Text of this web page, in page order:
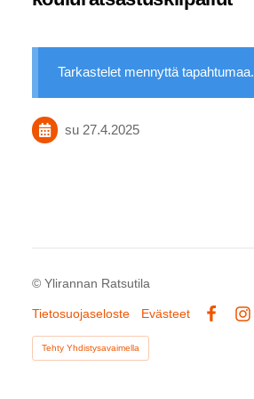
Tarkastelet mennyttä tapahtumaa.
su 27.4.2025
© Ylirannan Ratsutila
Tietosuojaseloste
Evästeet
Tehty Yhdistysavaimella